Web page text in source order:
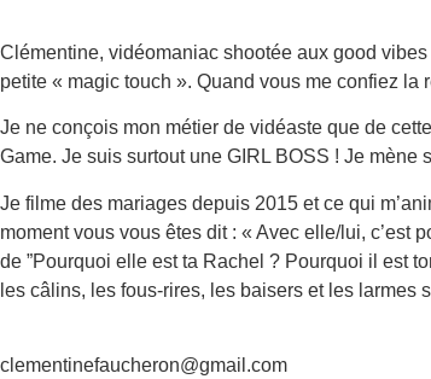
Clémentine, vidéomaniac shootée aux good vibes
petite « magic touch ». Quand vous me confiez
Je ne conçois mon métier de vidéaste que de
Game. Je suis surtout une GIRL BOSS ! Je mène
Je filme des mariages depuis 2015 et ce qui
moment vous vous êtes dit : « Avec elle/lui, c’est
de ”Pourquoi elle est ta Rachel ? Pourquoi il est
les câlins, les fous-rires, les baisers et les larmes
clementinefaucheron@gmail.com